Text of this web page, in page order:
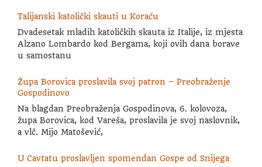
Talijanski katolički skauti u Koraću
Dvadesetak mladih katoličkih skauta iz Italije, iz mjesta
Alzano Lombardo kod Bergama, koji ovih dana borave
u samostanu
Župa Borovica proslavila svoj patron – Preobraženje
Gospodinovo
Na blagdan Preobraženja Gospodinova, 6. kolovoza,
župa Borovica, kod Vareša, proslavila je svoj naslovnik,
a vlč. Mijo Matošević,
U Cavtatu proslavljen spomendan Gospe od Snijega